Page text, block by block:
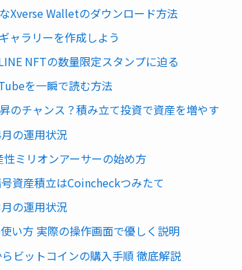
Xverse Walletのダウンロード方法
ャラリーを作成しよう
NFTの数量限定スタンプに迫る
を一瞬で読む方法
のチャンス？積み立て投資で資産を増やす
の運用状況
ミリオンアーサーの始め方
資産積立はCoincheckつみたて
の運用状況
い方 実際の操作画面で優しく説明
ビットコインの購入手順 徹底解説